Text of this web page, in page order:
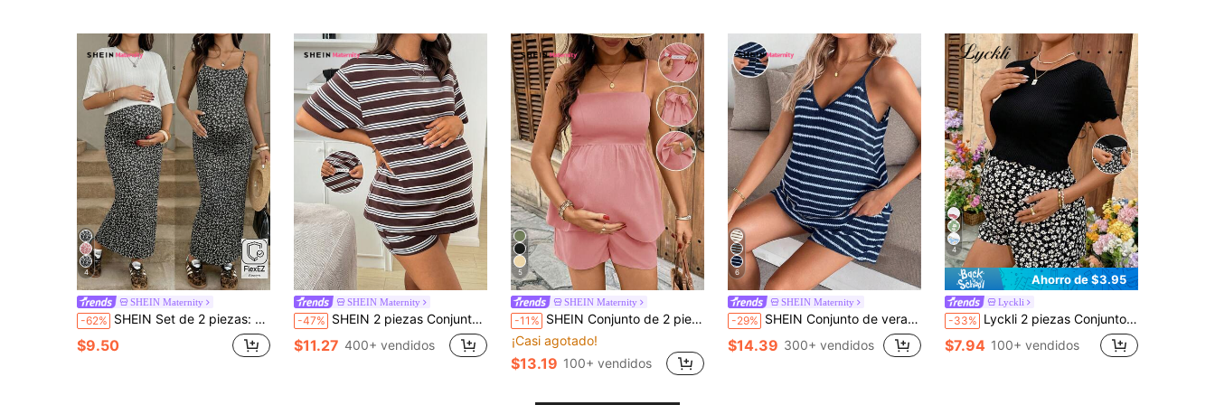
4
SHEIN Maternity
-62% SHEIN Set de 2 piezas: Vestido camisola ajustado con estampado floral ditsy para mujeres embarazadas y top de cuello redondo blanco
$9.50
SHEIN Maternity
-47% SHEIN 2 piezas Conjunto de top de manga corta a rayas y shorts con cintura ajustable para maternidad
$11.27 400+ vendidos
5
SHEIN Maternity
-11% SHEIN Conjunto de 2 piezas de camiseta sin espalda con lazo y shorts de unicolor casual para maternidad
¡Casi agotado!
$13.19 100+ vendidos
6
SHEIN Maternity
-29% SHEIN Conjunto de verano casual y cómodo sin mangas con cuello en V y rayas para mujeres embarazadas
$14.39 300+ vendidos
4
Ahorro de $3.95
Lyckli
-33% Lyckli 2 piezas Conjunto de top de manga corta de unicolor casual y shorts con estampado floral diminuto para maternidad
$7.94 100+ vendidos